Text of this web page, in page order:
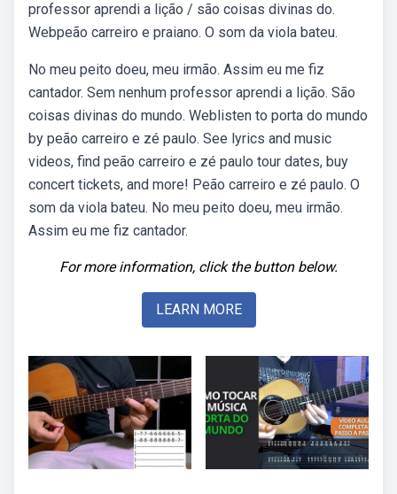
professor aprendi a lição / são coisas divinas do.
Webpeão carreiro e praiano. O som da viola bateu.
No meu peito doeu, meu irmão. Assim eu me fiz
cantador. Sem nenhum professor aprendi a lição. São
coisas divinas do mundo. Weblisten to porta do mundo
by peão carreiro e zé paulo. See lyrics and music
videos, find peão carreiro e zé paulo tour dates, buy
concert tickets, and more! Peão carreiro e zé paulo. O
som da viola bateu. No meu peito doeu, meu irmão.
Assim eu me fiz cantador.
For more information, click the button below.
LEARN MORE